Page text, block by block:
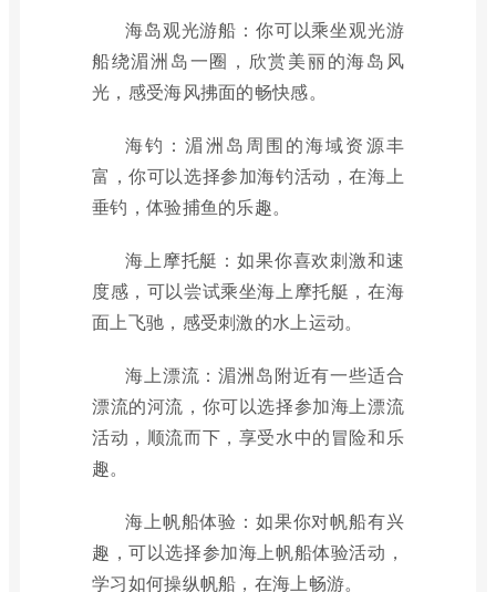
海岛观光游船：你可以乘坐观光游
船绕湄洲岛一圈，欣赏美丽的海岛风
光，感受海风拂面的畅快感。
海钓：湄洲岛周围的海域资源丰
富，你可以选择参加海钓活动，在海上
垂钓，体验捕鱼的乐趣。
海上摩托艇：如果你喜欢刺激和速
度感，可以尝试乘坐海上摩托艇，在海
面上飞驰，感受刺激的水上运动。
海上漂流：湄洲岛附近有一些适合
漂流的河流，你可以选择参加海上漂流
活动，顺流而下，享受水中的冒险和乐
趣。
海上帆船体验：如果你对帆船有兴
趣，可以选择参加海上帆船体验活动，
学习如何操纵帆船，在海上畅游。